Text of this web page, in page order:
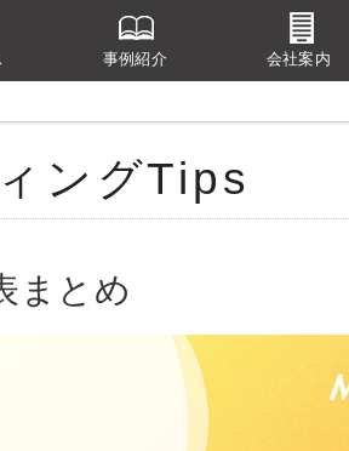
事例紹介 会社案内
ングTips
まとめ